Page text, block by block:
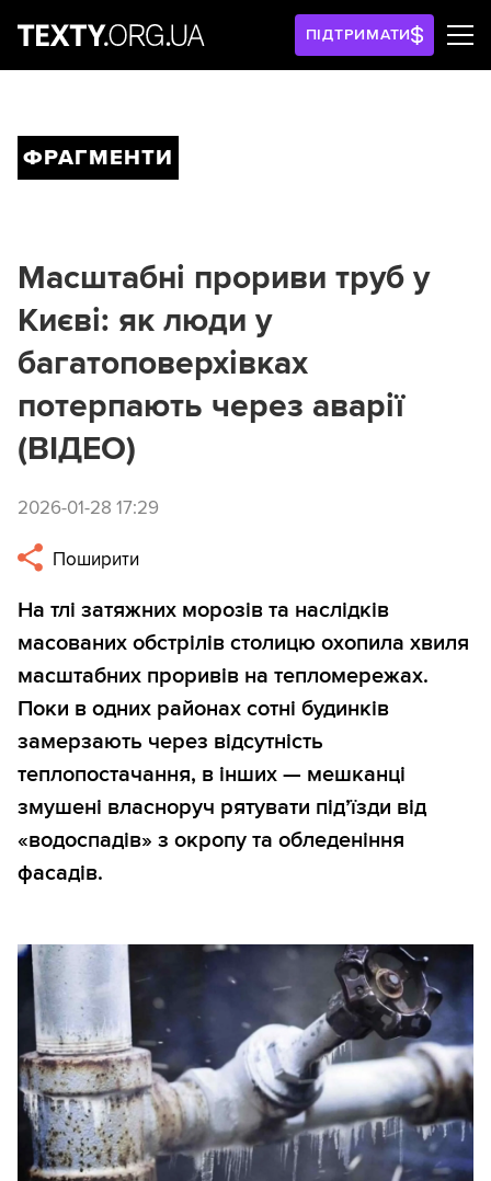
ПІДТРИМАТИ
ФРАГМЕНТИ
Масштабні прориви труб у
Києві: як люди у
багатоповерхівках
потерпають через аварії
(ВІДЕО)
2026-01-28 17:29
Поширити
На тлі затяжних морозів та наслідків
масованих обстрілів столицю охопила хвиля
масштабних проривів на тепломережах.
Поки в одних районах сотні будинків
замерзають через відсутність
теплопостачання, в інших — мешканці
змушені власноруч рятувати під’їзди від
«водоспадів» з окропу та обледеніння
фасадів.